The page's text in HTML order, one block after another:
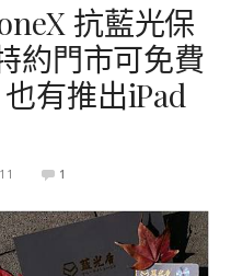
抗藍光保
約門市可免費
有推出iPad
1